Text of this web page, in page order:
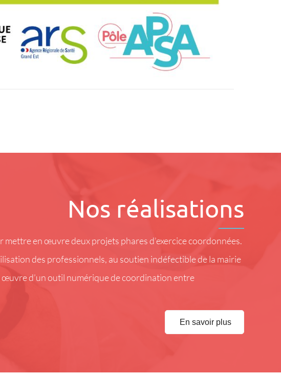
Nos réalisations
en œuvre deux projets phares d’exercice coordonnées.
des professionnels, au soutien indéfectible de la mairie
d’un outil numérique de coordination entre
En savoir plus